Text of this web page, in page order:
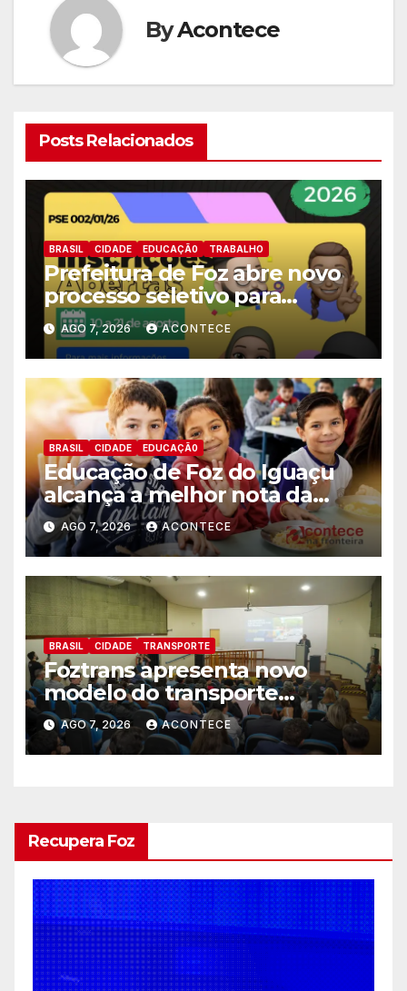
ByAcontece
Posts Relacionados
BRASIL CIDADE EDUCAÇÃ0 TRABALHO
Prefeitura de Foz abre novo
processo seletivo para
estagiários
AGO 7, 2026 ACONTECE
BRASIL CIDADE EDUCAÇÃ0
Educação de Foz do Iguaçu
alcança a melhor nota da
história no IDEB
AGO 7, 2026 ACONTECE
BRASIL CIDADE TRANSPORTE
Foztrans apresenta novo
modelo do transporte
coletivo em audiência pública
e avança para um sistema
mais moderno e eficiente
AGO 7, 2026 ACONTECE
Recupera Foz